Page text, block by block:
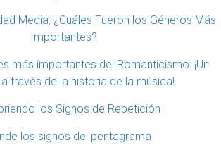
Media: ¿Cuáles Fueron los Géneros Más
Importantes?
más importantes del Romanticismo: ¡Un
través de la historia de la música!
los Signos de Repetición
los signos del pentagrama